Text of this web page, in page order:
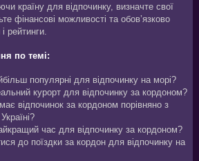
країну для відпочинку, визначте свої
фінансові можливості та обов’язково
рейтинги.
по темі:
популярні для відпочинку на морі?
курорт для відпочинку за кордоном?
відпочинок за кордоном порівняно з
час для відпочинку за кордоном?
до поїздки за кордон для відпочинку на